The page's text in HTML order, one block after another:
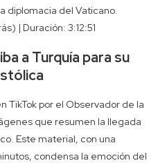
diplomacia del Vaticano.
| Duración: 3:12:51
a Turquía para su
TikTok por el Observador de la
que resumen la llegada
Este material, con una
condensa la emoción del